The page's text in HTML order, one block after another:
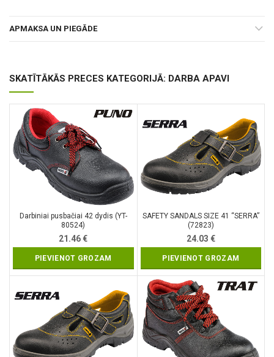
APMAKSA UN PIEGĀDE
SKATĪTĀKĀS PRECES KATEGORIJĀ: DARBA APAVI
Darbiniai pusbačiai 42 dydis (YT-
80524)
21.46€
PIEVIENOT GROZAM
SAFETY SANDALS SIZE 41 “SERRA”
(72823)
24.03 €
PIEVIENOT GROZAM